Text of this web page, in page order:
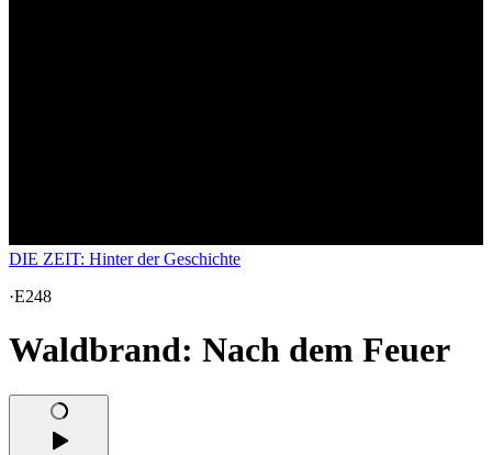
DIE ZEIT: Hinter der Geschichte
·E248
Waldbrand: Nach dem Feuer